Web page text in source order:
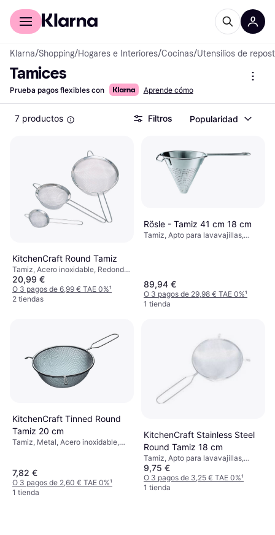
Comprar con Klarna
Klarna/Shopping/Hogares e Interiores/Cocinas/Utensilios de
Tamices
Prueba pagos flexibles con Aprende cómo
7 productos Filtros Popularidad
KitchenCraft Round Tamiz
Tamiz, Acero inoxidable, Redondo
Color: Plata, Acero Inoxidable,
Negro
20,99 €
O 3 pagos de 6,99 € TAE 0%¹
2 tiendas
Rösle - Tamiz 41 cm 18 cm
Tamiz, Apto para lavavajillas,
89,94 €
O 3 pagos de 29,98 € TAE 0%¹
1 tienda
KitchenCraft Tinned Round
Tamiz 20 cm
Tamiz, Metal, Acero inoxidable,
7,82 €
O 3 pagos de 2,60 € TAE 0%¹
1 tienda
KitchenCraft Stainless Steel
Round Tamiz 18 cm
Tamiz, Apto para lavavajillas,
Acero inoxidable, Redondo Color:
Plata, Acero Inoxidable, Gris
9,75 €
O 3 pagos de 3,25 € TAE 0%¹
1 tienda